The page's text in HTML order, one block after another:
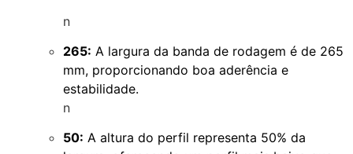
n
265: A largura da banda de rodagem é de 265
mm, proporcionando boa aderência e
estabilidade.
n
50: A altura do perfil representa 50% da